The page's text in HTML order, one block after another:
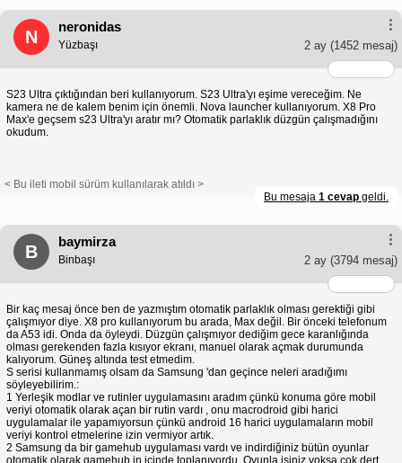
N
neronidas
2 ay (1452 mesaj)
Yüzbaşı
S23 Ultra çıktığından beri kullanıyorum. S23 Ultra'yı eşime vereceğim. Ne
kamera ne de kalem benim için önemli. Nova launcher kullanıyorum. X8 Pro
Max'e geçsem s23 Ultra'yı aratır mı? Otomatik parlaklık düzgün çalışmadığını
okudum.
< Bu ileti mobil sürüm kullanılarak atıldı >
Bu mesaja 1 cevap geldi.
B
baymirza
2 ay (3794 mesaj)
Binbaşı
Bir kaç mesaj önce ben de yazmıştım otomatik parlaklık olması gerektiği gibi
çalışmıyor diye. X8 pro kullanıyorum bu arada, Max değil. Bir önceki telefonum
da A53 idi. Onda da öyleydi. Düzgün çalışmıyor dediğim gece karanlığında
olması gerekenden fazla kısıyor ekranı, manuel olarak açmak durumunda
kalıyorum. Güneş altında test etmedim.
S serisi kullanmamış olsam da Samsung 'dan geçince neleri aradığımı
söyleyebilirim.:
1 Yerleşik modlar ve rutinler uygulamasını aradım çünkü konuma göre mobil
veriyi otomatik olarak açan bir rutin vardı , onu macrodroid gibi harici
uygulamalar ile yapamıyorsun çünkü android 16 harici uygulamaların mobil
veriyi kontrol etmelerine izin vermiyor artık.
2 Samsung da bir gamehub uygulaması vardı ve indirdiğiniz bütün oyunlar
otomatik olarak gamehub in içinde toplanıyordu. Oyunla işiniz yoksa çok dert